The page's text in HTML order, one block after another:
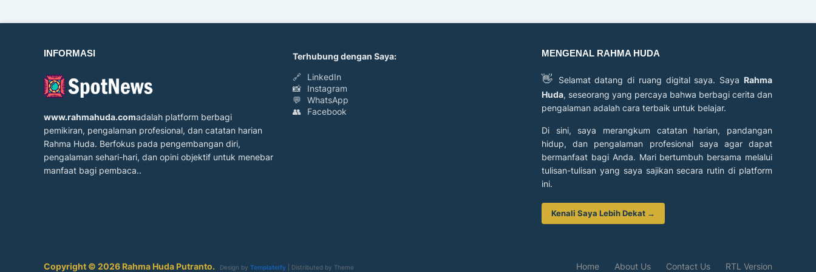
INFORMASI
www.rahmahuda.comadalah platform berbagi
pemikiran, pengalaman profesional, dan catatan harian
Rahma Huda. Berfokus pada pengembangan diri,
pengalaman sehari-hari, dan opini objektif untuk menebar
manfaat bagi pembaca..
Terhubung dengan Saya:
🔗
LinkedIn
📸
Instagram
💬
WhatsApp
👥
Facebook
MENGENAL RAHMA HUDA
👋 Selamat datang di ruang digital saya. Saya Rahma
Huda, seseorang yang percaya bahwa berbagi cerita dan
pengalaman adalah cara terbaik untuk belajar.
Di sini, saya merangkum catatan harian, pandangan
hidup, dan pengalaman profesional saya agar dapat
bermanfaat bagi Anda. Mari bertumbuh bersama melalui
tulisan-tulisan yang saya sajikan secara rutin di platform
ini.
Kenali Saya Lebih Dekat →
Copyright © 2026 Rahma Huda Putranto. Design by Templateify | Distributed by Theme Home About Us Contact Us RTL Version